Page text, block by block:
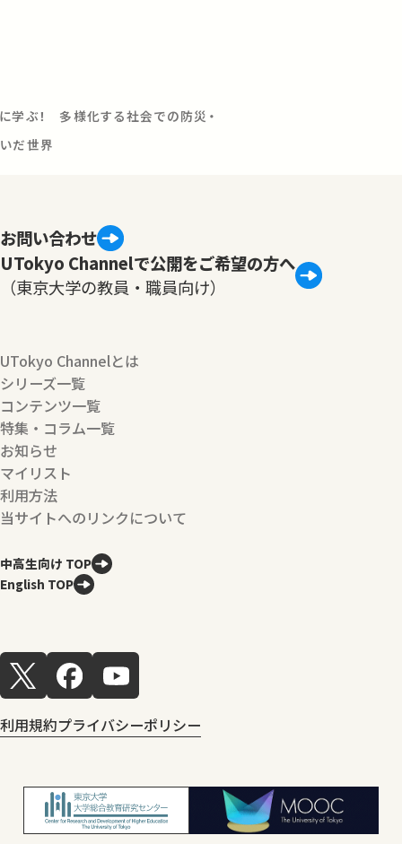
学ぶ！ 多様化する社会での防災・
だ世界
お問い合わせ
UTokyo Channelで公開をご希望の方へ
（東京大学の教員・職員向け）
UTokyo Channelとは
シリーズ一覧
コンテンツ一覧
特集・コラム一覧
お知らせ
マイリスト
利用方法
当サイトへのリンクについて
中高生向け TOP
English TOP
利用規約プライバシーポリシー